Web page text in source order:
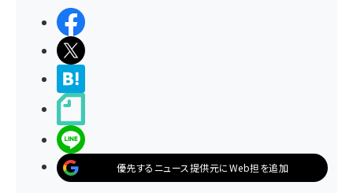
優先するニュース提供元にWeb担を追加